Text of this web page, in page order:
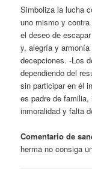
Simboliza la lucha
uno mismoy
eldeseo de
y, alegríay
decepciones. -Los
dependiendo del
sin participar en él
es padre de
inmoralidady falta
Comentario de
herma no consiga